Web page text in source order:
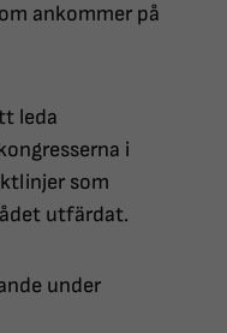
ankommer på
leda
i
som
utfärdat.
under